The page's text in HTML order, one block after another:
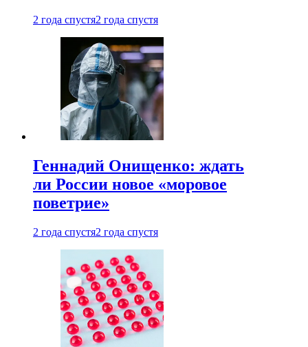
2 года спустя2 года спустя
Геннадий Онищенко: ждать
ли России новое «моровое
поветрие»
2 года спустя2 года спустя